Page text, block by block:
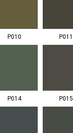
P010 P011
P014 P015